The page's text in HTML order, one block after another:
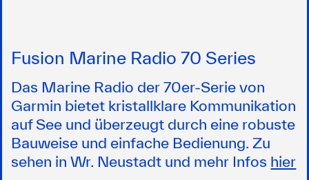
Fusion Marine Radio 70 Series
Das Marine Radio der 70er-Serie von
Garmin bietet kristallklare Kommunikation
auf See und überzeugt durch eine robuste
Bauweise und einfache Bedienung. Zu
sehen in Wr. Neustadt und mehr Infos hier